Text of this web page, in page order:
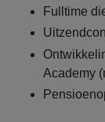
Fulltime
Academy